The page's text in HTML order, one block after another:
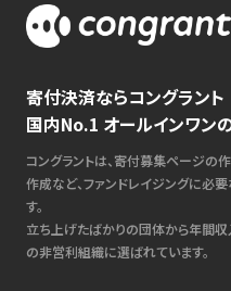
寄付決済ならコングラント
国内No.1 オールインワン
コングラントは、寄付募集ページの
作成など、ファンドレイジングに必
す。
立ち上げたばかりの団体から年間
の非営利組織に選ばれています。